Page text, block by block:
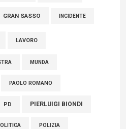
GRAN SASSO INCIDENTE
LAVORO
MUNDA
PAOLO ROMANO
PD PIERLUIGI BIONDI
POLIZIA